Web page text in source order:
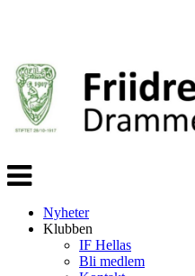
Veksle
navigasjon
Nyheter
Klubben
IF Hellas
Bli medlem